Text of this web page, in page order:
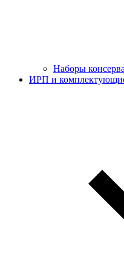
Наборы
ИРП и